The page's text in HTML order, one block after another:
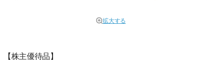
拡大する
【株主優待品】